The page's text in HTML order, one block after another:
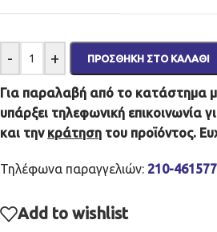
- + ΠΡΟΣΘΉΚΗ ΣΤΟ ΚΑΛΆΘΙ
Για παραλαβή από το κατάστημα
υπάρξει τηλεφωνική επικοινωνία
και την κράτηση του προϊόντος.
Τηλέφωνα παραγγελιών: 210-
Add to wishlist